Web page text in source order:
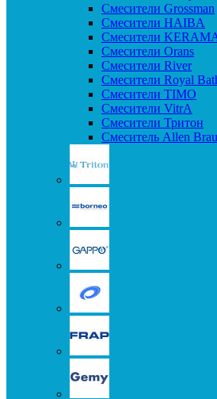
Смесители Grossman
Смесители HAIBA
Смесители
Смесители Orans
Смесители River
Смесители Royal
Смесители TIMO
Смесители VitrA
Смесители Тритон
Смеситель Allen Brau